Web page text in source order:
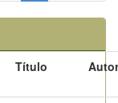
Título